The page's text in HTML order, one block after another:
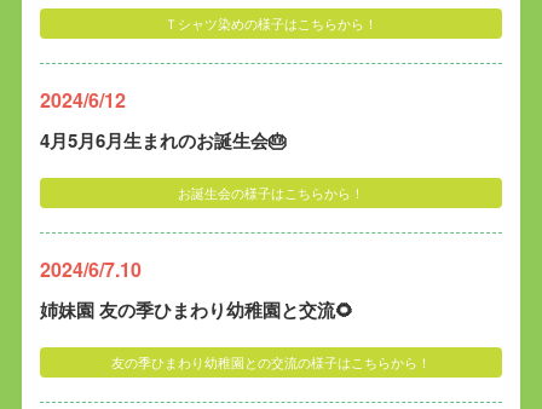
Ｔシャツ染めの様子はこちらから！
2024/6/12
4月5月6月生まれのお誕生会🎂
お誕生会の様子はこちらから！
2024/6/7.10
姉妹園 友の季ひまわり幼稚園と交流🌻
友の季ひまわり幼稚園との交流の様子はこちらから！